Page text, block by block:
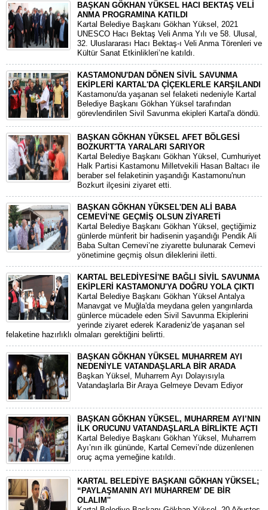
BAŞKAN GÖKHAN YÜKSEL HACI BEKTAŞ VELİ
ANMA PROGRAMINA KATILDI
Kartal Belediye Başkanı Gökhan Yüksel, 2021
UNESCO Hacı Bektaş Veli Anma Yılı ve 58. Ulusal,
32. Uluslararası Hacı Bektaş-ı Veli Anma Törenleri ve
Kültür Sanat Etkinlikleri’ne katıldı.
KASTAMONU'DAN DÖNEN SİVİL SAVUNMA
EKİPLERİ KARTAL'DA ÇİÇEKLERLE KARŞILANDI
Kastamonu'da yaşanan sel felaketi nedeniyle Kartal
Belediye Başkanı Gökhan Yüksel tarafından
görevlendirilen Sivil Savunma ekipleri Kartal'a döndü.
BAŞKAN GÖKHAN YÜKSEL AFET BÖLGESİ
BOZKURT'TA YARALARI SARIYOR
Kartal Belediye Başkanı Gökhan Yüksel, Cumhuriyet
Halk Partisi Kastamonu Milletvekili Hasan Baltacı ile
beraber sel felaketinin yaşandığı Kastamonu'nun
Bozkurt ilçesini ziyaret etti.
BAŞKAN GÖKHAN YÜKSEL'DEN ALİ BABA
CEMEVİ'NE GEÇMİŞ OLSUN ZİYARETİ
Kartal Belediye Başkanı Gökhan Yüksel, geçtiğimiz
günlerde münferit bir hadisenin yaşandığı Pendik Ali
Baba Sultan Cemevi’ne ziyarette bulunarak Cemevi
yönetimine geçmiş olsun dileklerini iletti.
KARTAL BELEDİYESİ'NE BAĞLI SİVİL SAVUNMA
EKİPLERİ KASTAMONU'YA DOĞRU YOLA ÇIKTI
Kartal Belediye Başkanı Gökhan Yüksel Antalya
Manavgat ve Muğla'da meydana gelen yangınlarda
günlerce mücadele eden Sivil Savunma Ekiplerini
yerinde ziyaret ederek Karadeniz'de yaşanan sel
felaketine hazırlıklı olmaları gerektiğini belirtti.
BAŞKAN GÖKHAN YÜKSEL MUHARREM AYI
NEDENİYLE VATANDAŞLARLA BİR ARADA
Başkan Yüksel, Muharrem Ayı Dolayısıyla
Vatandaşlarla Bir Araya Gelmeye Devam Ediyor
BAŞKAN GÖKHAN YÜKSEL, MUHARREM AYI’NIN
İLK ORUCUNU VATANDAŞLARLA BİRLİKTE AÇTI
Kartal Belediye Başkanı Gökhan Yüksel, Muharrem
Ayı’nın ilk gününde, Kartal Cemevi’nde düzenlenen
oruç açma yemeğine katıldı.
KARTAL BELEDİYE BAŞKANI GÖKHAN YÜKSEL;
“PAYLAŞMANIN AYI MUHARREM' DE BİR
OLALIM''